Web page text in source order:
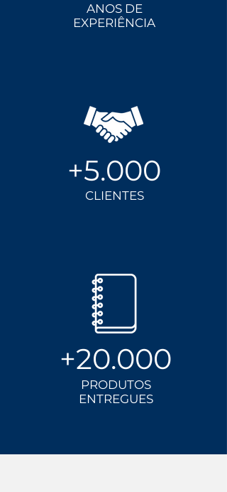
ANOS DE
EXPERIÊNCIA
+5.000
CLIENTES
+20.000
PRODUTOS
ENTREGUES